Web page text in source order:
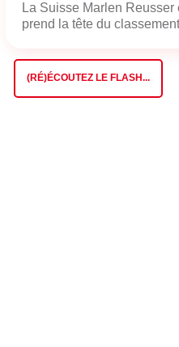
La Suisse Marlen
prend la tête du
(RÉ)ÉCOUTEZ LE FLASH...